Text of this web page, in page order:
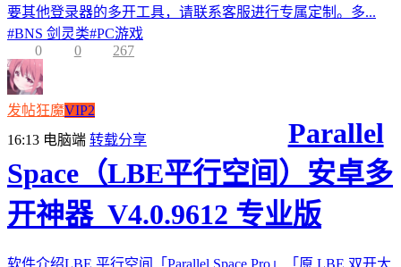
要其他登录器的多开工具，请联系客服进行专属定制。多...
#BNS 剑灵类#PC游戏
0
0 267
发帖狂魔VIP2
16:13 电脑端 转载分享
Parallel
Space（LBE平行空间）安卓多
开神器_V4.0.9612 专业版
软件介绍LBE 平行空间「Parallel Space Pro」「原 LBE 双开大